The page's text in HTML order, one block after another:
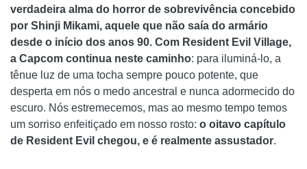
verdadeira alma do horror de sobrevivência concebido
por Shinji Mikami, aquele que não saía do armário
desde o início dos anos 90. Com Resident Evil Village,
a Capcom continua neste caminho: para iluminá-lo, a
tênue luz de uma tocha sempre pouco potente, que
desperta em nós o medo ancestral e nunca adormecido do
escuro. Nós estremecemos, mas ao mesmo tempo temos
um sorriso enfeitiçado em nosso rosto: o oitavo capítulo
de Resident Evil chegou, e é realmente assustador.